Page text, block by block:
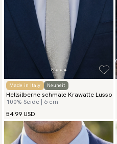
Made in Italy Neuheit
Hellsilberne schmale Krawatte Lusso
100% Seide | 6 cm
54.99 USD